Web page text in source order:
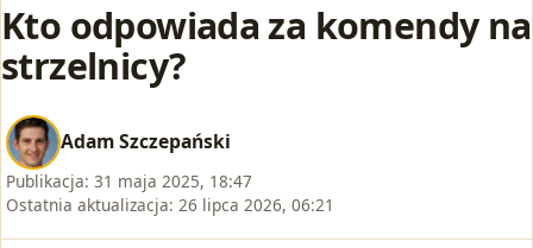
Kto odpowiada za komendy na
strzelnicy?
Adam Szczepański
Publikacja: 31 maja 2025, 18:47
Ostatnia aktualizacja: 26 lipca 2026, 06:21